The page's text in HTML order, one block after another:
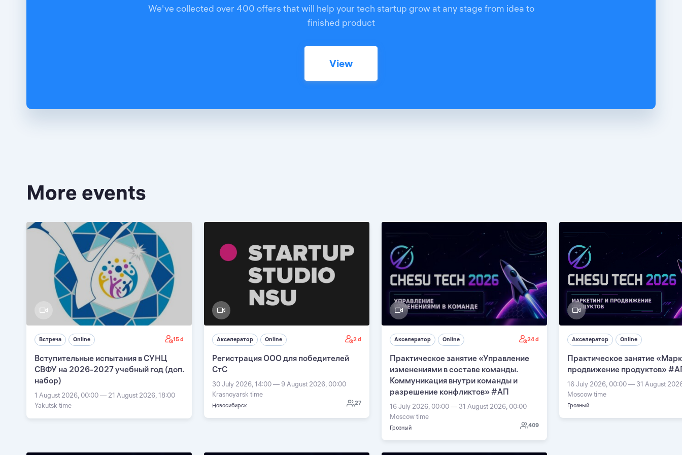
We've collected over 400 offers that will help your tech startup grow at any stage from idea to
finished product
View
More events
Встреча Online 15 d
Вступительные испытания в СУНЦ
СВФУ на 2026-2027 учебный год (доп.
набор)
1 August 2026, 00:00 — 21 August 2026, 18:00
Yakutsk time
Акселератор Online 2 d
Регистрация ООО для победителей
СтС
30 July 2026, 14:00 — 9 August 2026, 00:00
Krasnoyarsk time
Новосибирск 27
Акселератор Online 24 d
Практическое занятие «Управление
изменениями в составе команды.
Коммуникация внутри команды и
разрешение конфликтов» #АП
16 July 2026, 00:00 — 31 August 2026, 00:00
Moscow time
Грозный 409
Акселератор Online
Практическое занятие
продвижение продуктов»
16 July 2026, 00:00 — 31 August
Moscow time
Грозный